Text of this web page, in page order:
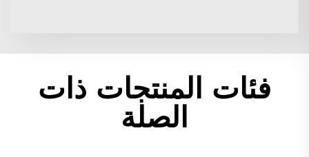
فئات المنتجات ذات
الصلة